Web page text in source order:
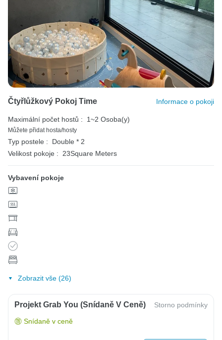
Čtyřlůžkový Pokoj Time Informace o pokoji
Maximální počet hostů : 1~2 Osoba(y)
Můžete přidat hosta/hosty
Typ postele :
Double * 2
Velikost pokoje :
23Square Meters
Vybavení pokoje
Zobrazit vše (26)
Projekt Grab You (snídaně V Ceně) Storno podmínky
Snídaně v ceně